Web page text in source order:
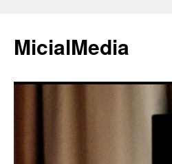
MicialMedia